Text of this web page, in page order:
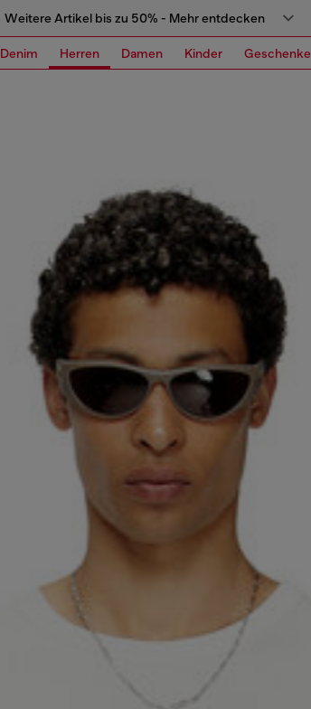
Weitere Artikel bis zu 50% - Mehr entdecken
Denim Herren Damen Kinder Geschenke